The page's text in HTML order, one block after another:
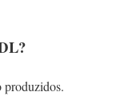
produzidos.